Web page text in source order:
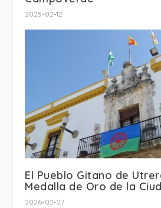
2025-02-12
El Pueblo Gitano de
Medalla de Oro de la
2026-02-27